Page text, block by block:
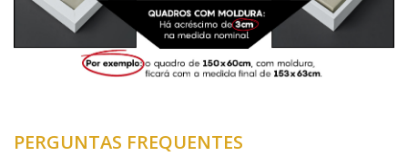
PERGUNTAS FREQUENTES